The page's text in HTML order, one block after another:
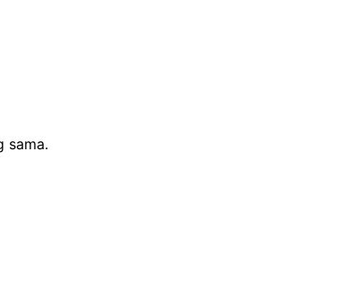
sama.